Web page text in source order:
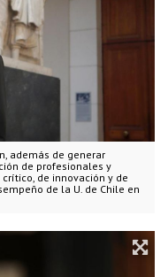
además de generar
de profesionales y
de innovación y de
de la U. de Chile en